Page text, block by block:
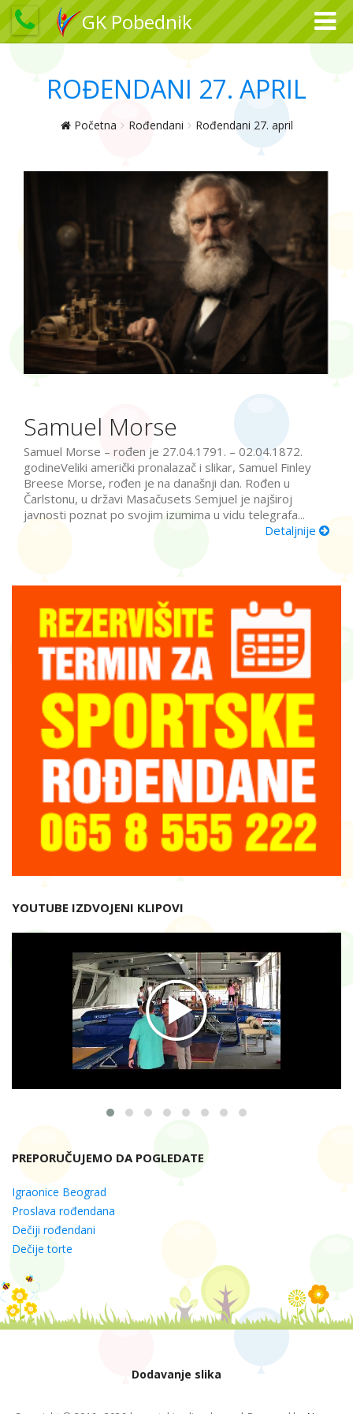
GK Pobednik
ROĐENDANI 27. APRIL
Početna Rođendani Rođendani 27. april
Samuel Morse
Samuel Morse – rođen je 27.04.1791. – 02.04.1872.
godineVeliki američki pronalazač i slikar, Samuel Finley
Breese Morse, rođen je na današnji dan. Rođen u
Čarlstonu, u državi Masačusets Semjuel je najširoj
javnosti poznat po svojim izumima u vidu telegrafa...
Detaljnije
YOUTUBE IZDVOJENI KLIPOVI
PREPORUČUJEMO DA POGLEDATE
Igraonice Beograd
Proslava rođendana
Dečiji rođendani
Dečije torte
Dodavanje slika